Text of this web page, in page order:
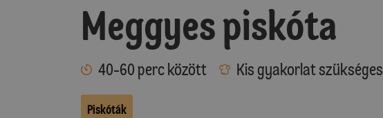
Meggyes piskóta
40-60 perc között Kis gyakorlat szükséges
Piskóták